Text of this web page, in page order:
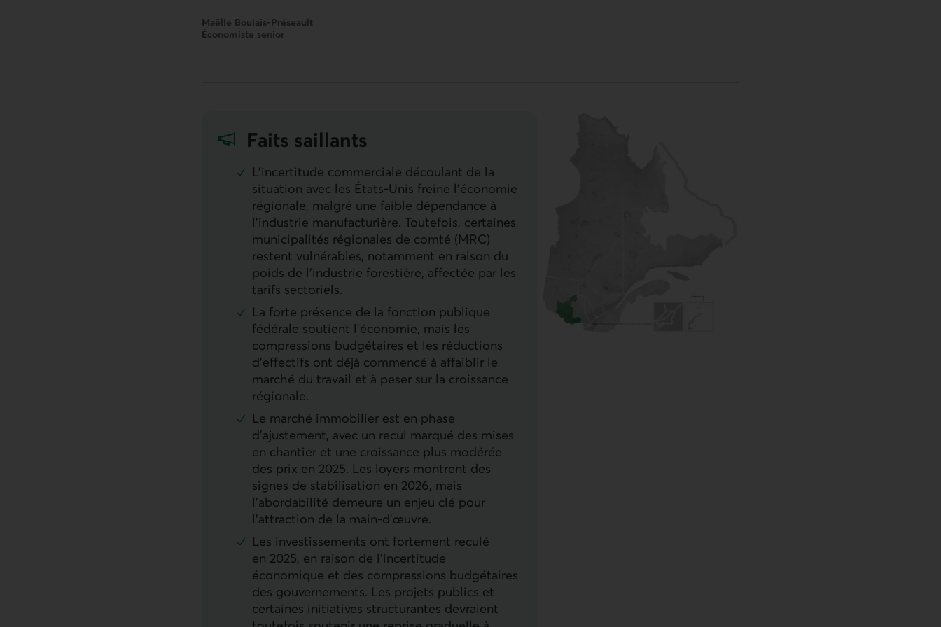
Maëlle Boulais-Préseault
Économiste senior
Faits saillants
L’incertitude commerciale découlant de la
situation avec les États‑Unis freine l’économie
régionale, malgré une faible dépendance à
l’industrie manufacturière. Toutefois, certaines
municipalités régionales de comté (MRC)
restent vulnérables, notamment en raison du
poids de l’industrie forestière, affectée par les
tarifs sectoriels.
La forte présence de la fonction publique
fédérale soutient l’économie, mais les
compressions budgétaires et les réductions
d’effectifs ont déjà commencé à affaiblir le
marché du travail et à peser sur la croissance
régionale.
Le marché immobilier est en phase
d’ajustement, avec un recul marqué des mises
en chantier et une croissance plus modérée
des prix en 2025. Les loyers montrent des
signes de stabilisation en 2026, mais
l’abordabilité demeure un enjeu clé pour
l’attraction de la main-d’œuvre.
Les investissements ont fortement reculé
en 2025, en raison de l’incertitude
économique et des compressions budgétaires
des gouvernements. Les projets publics et
certaines initiatives structurantes devraient